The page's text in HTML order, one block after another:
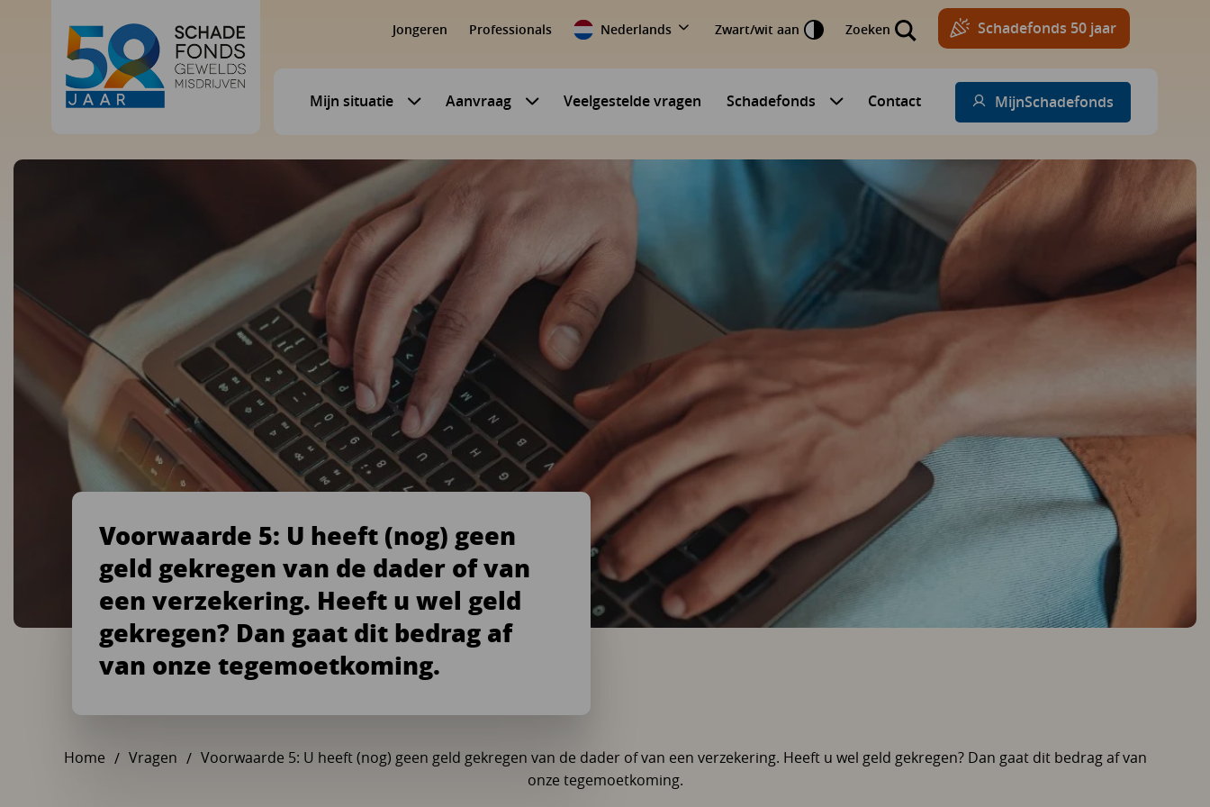
Jongeren Professionals Nederlands Zwart/wit aan Zoeken Schadefonds 50 jaar
Mijn situatie
Aanvraag
Veelgestelde vragen
Schadefonds
Submenu voor Schadefonds
Contact MijnSchadefonds
Voorwaarde 5: U heeft (nog) geen
geld gekregen van de dader of van
een verzekering. Heeft u wel geld
gekregen? Dan gaat dit bedrag af
van onze tegemoetkoming.
U bent hier:
Home Vragen
Voorwaarde 5: U heeft (nog) geen geld gekregen van de dader of van een verzekering. Heeft u wel geld gekregen? Dan gaat dit bedrag af van
onze tegemoetkoming.